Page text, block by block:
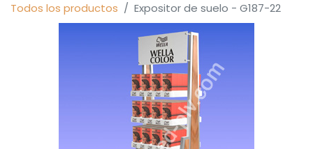
Todos los productos Expositor de suelo - G187-22